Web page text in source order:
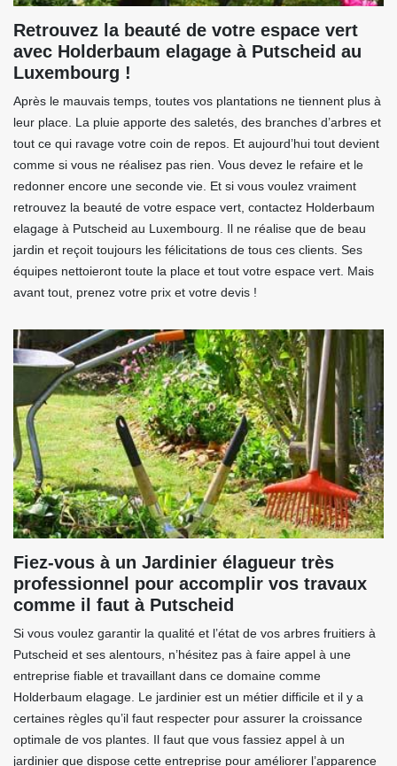
Retrouvez la beauté de votre espace vert
avec Holderbaum elagage à Putscheid au
Luxembourg !
Après le mauvais temps, toutes vos plantations ne tiennent plus à
leur place. La pluie apporte des saletés, des branches d’arbres et
tout ce qui ravage votre coin de repos. Et aujourd’hui tout devient
comme si vous ne réalisez pas rien. Vous devez le refaire et le
redonner encore une seconde vie. Et si vous voulez vraiment
retrouvez la beauté de votre espace vert, contactez Holderbaum
elagage à Putscheid au Luxembourg. Il ne réalise que de beau
jardin et reçoit toujours les félicitations de tous ces clients. Ses
équipes nettoieront toute la place et tout votre espace vert. Mais
avant tout, prenez votre prix et votre devis !
Fiez-vous à un Jardinier élagueur très
professionnel pour accomplir vos travaux
comme il faut à Putscheid
Si vous voulez garantir la qualité et l’état de vos arbres fruitiers à
Putscheid et ses alentours, n’hésitez pas à faire appel à une
entreprise fiable et travaillant dans ce domaine comme
Holderbaum elagage. Le jardinier est un métier difficile et il y a
certaines règles qu’il faut respecter pour assurer la croissance
optimale de vos plantes. Il faut que vous fassiez appel à un
jardinier que dispose cette entreprise pour améliorer l’apparence